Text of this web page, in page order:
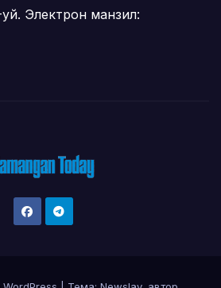
Электрон манзил: